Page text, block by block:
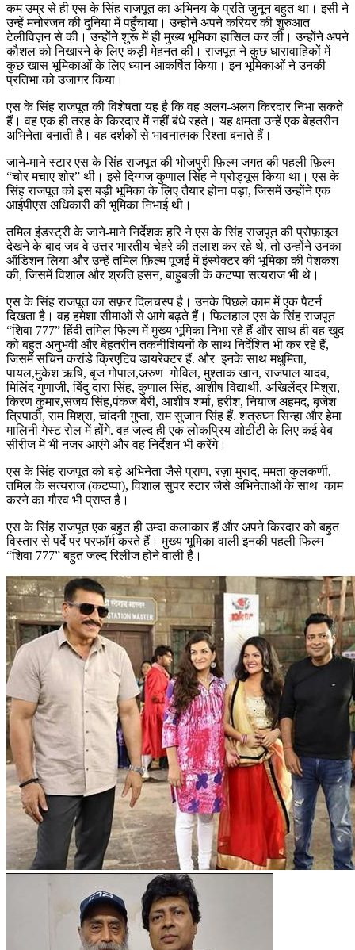
कम उम्र से ही एस के सिंह राजपूत का अभिनय के प्रति जुनून बहुत था। इसी ने
उन्हें मनोरंजन की दुनिया में पहुँचाया। उन्होंने अपने करियर की शुरुआत
टेलीविज़न से की। उन्होंने शुरू में ही मुख्य भूमिका हासिल कर ली। उन्होंने अपने
कौशल को निखारने के लिए कड़ी मेहनत की। राजपूत ने कुछ धारावाहिकों में
कुछ खास भूमिकाओं के लिए ध्यान आकर्षित किया। इन भूमिकाओं ने उनकी
प्रतिभा को उजागर किया।
एस के सिंह राजपूत की विशेषता यह है कि वह अलग-अलग किरदार निभा सकते
हैं। वह एक ही तरह के किरदार में नहीं बंधे रहते। यह क्षमता उन्हें एक बेहतरीन
अभिनेता बनाती है। वह दर्शकों से भावनात्मक रिश्ता बनाते हैं।
जाने-माने स्टार एस के सिंह राजपूत की भोजपुरी फ़िल्म जगत की पहली फ़िल्म
“चोर मचाए शोर” थी। इसे दिग्गज कुणाल सिंह ने प्रोड्यूस किया था। एस के
सिंह राजपूत को इस बड़ी भूमिका के लिए तैयार होना पड़ा, जिसमें उन्होंने एक
आईपीएस अधिकारी की भूमिका निभाई थी।
तमिल इंडस्ट्री के जाने-माने निर्देशक हरि ने एस के सिंह राजपूत की प्रोफ़ाइल
देखने के बाद जब वे उत्तर भारतीय चेहरे की तलाश कर रहे थे, तो उन्होंने उनका
ऑडिशन लिया और उन्हें तमिल फ़िल्म पूजई में इंस्पेक्टर की भूमिका की पेशकश
की, जिसमें विशाल और श्रुति हसन, बाहुबली के कटप्पा सत्यराज भी थे।
एस के सिंह राजपूत का सफ़र दिलचस्प है। उनके पिछले काम में एक पैटर्न
दिखता है। वह हमेशा सीमाओं से आगे बढ़ते हैं। फिलहाल एस के सिंह राजपूत
“शिवा 777” हिंदी तमिल फिल्म में मुख्य भूमिका निभा रहे हैं और साथ ही वह खुद
को बहुत अनुभवी और बेहतरीन तकनीशियनों के साथ निर्देशित भी कर रहे हैं,
जिसमें सचिन करांडे क्रिएटिव डायरेक्टर हैं. और इनके साथ मधुमिता,
पायल,मुकेश ऋषि, बृज गोपाल,अरुण गोविल, मुश्ताक खान, राजपाल यादव,
मिलिंद गुणाजी, बिंदु दारा सिंह, कुणाल सिंह, आशीष विद्यार्थी, अखिलेंद्र मिश्रा,
किरण कुमार,संजय सिंह,पंकज बेरी, आशीष शर्मा, हरीश, नियाज अहमद, बृजेश
त्रिपाठी, राम मिश्रा, चांदनी गुप्ता, राम सुजान सिंह हैं. शत्रुघ्न सिन्हा और हेमा
मालिनी गेस्ट रोल में होंगे. वह जल्द ही एक लोकप्रिय ओटीटी के लिए कई वेब
सीरीज में भी नजर आएंगे और वह निर्देशन भी करेंगे।
एस के सिंह राजपूत को बड़े अभिनेता जैसे प्राण, रज़ा मुराद, ममता कुलकर्णी,
तमिल के सत्यराज (कटप्पा), विशाल सुपर स्टार जैसे अभिनेताओं के साथ काम
करने का गौरव भी प्राप्त है।
एस के सिंह राजपूत एक बहुत ही उम्दा कलाकार हैं और अपने किरदार को बहुत
विस्तार से पर्दे पर परफॉर्म करते हैं। मुख्य भूमिका वाली इनकी पहली फिल्म
“शिवा 777” बहुत जल्द रिलीज होने वाली है।